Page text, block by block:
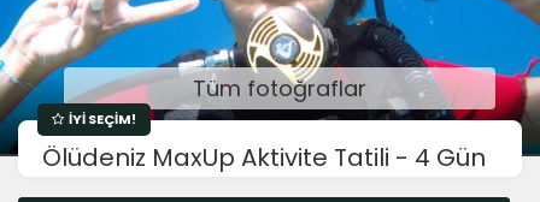
Tüm fotoğraflar
İYİ SEÇİM!
Ölüdeniz MaxUp Aktivite Tatili - 4 Gün